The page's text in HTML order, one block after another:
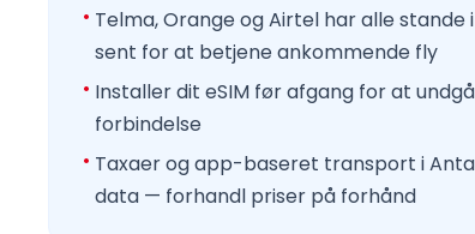
Telma, Orange og Airtel har alle
sent for at betjene ankommende fly
Installer dit eSIM før afgang for at
forbindelse
Taxaer og app-baseret transport i
data — forhandl priser på forhånd